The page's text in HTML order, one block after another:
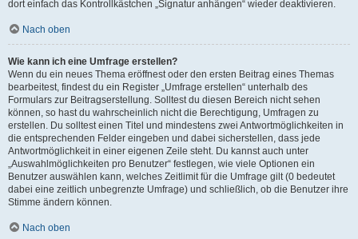
dort einfach das Kontrollkästchen „Signatur anhängen“ wieder deaktivieren.
Nach oben
Wie kann ich eine Umfrage erstellen?
Wenn du ein neues Thema eröffnest oder den ersten Beitrag eines Themas
bearbeitest, findest du ein Register „Umfrage erstellen“ unterhalb des
Formulars zur Beitragserstellung. Solltest du diesen Bereich nicht sehen
können, so hast du wahrscheinlich nicht die Berechtigung, Umfragen zu
erstellen. Du solltest einen Titel und mindestens zwei Antwortmöglichkeiten in
die entsprechenden Felder eingeben und dabei sicherstellen, dass jede
Antwortmöglichkeit in einer eigenen Zeile steht. Du kannst auch unter
„Auswahlmöglichkeiten pro Benutzer“ festlegen, wie viele Optionen ein
Benutzer auswählen kann, welches Zeitlimit für die Umfrage gilt (0 bedeutet
dabei eine zeitlich unbegrenzte Umfrage) und schließlich, ob die Benutzer ihre
Stimme ändern können.
Nach oben